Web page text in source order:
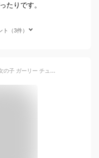
たりです。
（3件）
ふんわりチュールスカート 全8色 女の子 ガーリー チュチュスカート 発表会衣装 ロングスカート ダンス フレアスカート ペチコート ロング ボリューム ふわふわ 子ども用